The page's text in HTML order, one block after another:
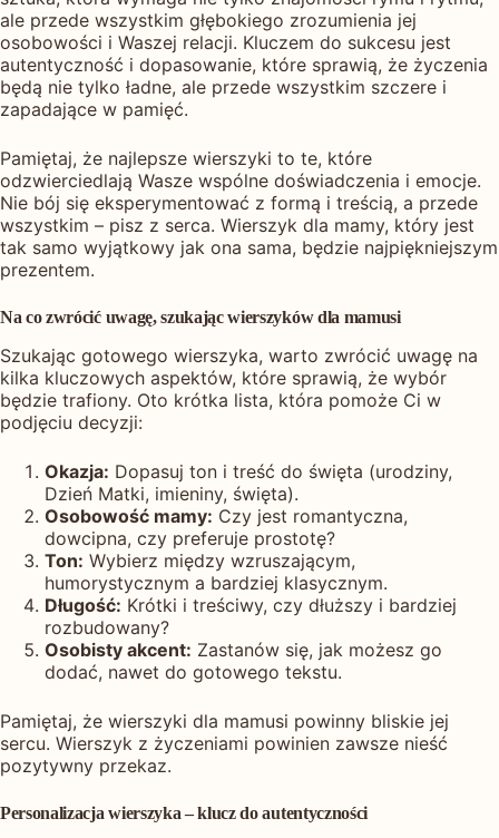
ale przede wszystkim głębokiego zrozumienia jej
osobowości i Waszej relacji. Kluczem do sukcesu jest
autentyczność i dopasowanie, które sprawią, że życzenia
będą nie tylko ładne, ale przede wszystkim szczere i
zapadające w pamięć.
Pamiętaj, że najlepsze wierszyki to te, które
odzwierciedlają Wasze wspólne doświadczenia i emocje.
Nie bój się eksperymentować z formą i treścią, a przede
wszystkim – pisz z serca. Wierszyk dla mamy, który jest
tak samo wyjątkowy jak ona sama, będzie najpiękniejszym
prezentem.
Na co zwrócić uwagę, szukając wierszyków dla mamusi
Szukając gotowego wierszyka, warto zwrócić uwagę na
kilka kluczowych aspektów, które sprawią, że wybór
będzie trafiony. Oto krótka lista, która pomoże Ci w
podjęciu decyzji:
Okazja: Dopasuj ton i treść do święta (urodziny,
Dzień Matki, imieniny, święta).
Osobowość mamy: Czy jest romantyczna,
dowcipna, czy preferuje prostotę?
Ton: Wybierz między wzruszającym,
humorystycznym a bardziej klasycznym.
Długość: Krótki i treściwy, czy dłuższy i bardziej
rozbudowany?
Osobisty akcent: Zastanów się, jak możesz go
dodać, nawet do gotowego tekstu.
Pamiętaj, że wierszyki dla mamusi powinny bliskie jej
sercu. Wierszyk z życzeniami powinien zawsze nieść
pozytywny przekaz.
Personalizacja wierszyka – klucz do autentyczności